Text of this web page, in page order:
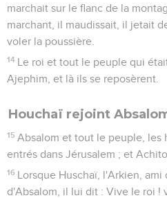
marchait sur le flanc de la
marchant, il maudissait, il jetait
voler la poussière.
14 Le roi et tout le peuple qui
Ajephim, et là ils se reposèrent.
Houchaï rejoint
15 Absalom et tout le peuple, les
entrés dans Jérusalem ; et
16 Lorsque Huschaï, l'Arkien,
d'Absalom, il lui dit : Vive le roi !